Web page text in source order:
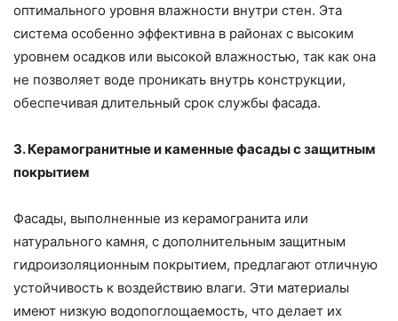
оптимального уровня влажности внутри стен. Эта
система особенно эффективна в районах с высоким
уровнем осадков или высокой влажностью, так как она
не позволяет воде проникать внутрь конструкции,
обеспечивая длительный срок службы фасада.
3. Керамогранитные и каменные фасады с защитным
покрытием
Фасады, выполненные из керамогранита или
натурального камня, с дополнительным защитным
гидроизоляционным покрытием, предлагают отличную
устойчивость к воздействию влаги. Эти материалы
имеют низкую водопоглощаемость, что делает их